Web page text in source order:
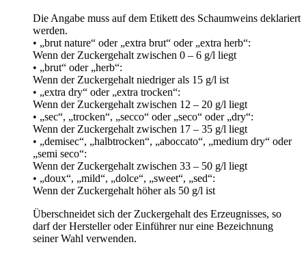
Die Angabe muss auf dem Etikett des Schaumweins deklariert
werden.
• „brut nature“ oder „extra brut“ oder „extra herb“:
Wenn der Zuckergehalt zwischen 0 – 6 g/l liegt
• „brut“ oder „herb“:
Wenn der Zuckergehalt niedriger als 15 g/l ist
• „extra dry“ oder „extra trocken“:
Wenn der Zuckergehalt zwischen 12 – 20 g/l liegt
• „sec“, „trocken“, „secco“ oder „seco“ oder „dry“:
Wenn der Zuckergehalt zwischen 17 – 35 g/l liegt
• „demisec“, „halbtrocken“, „aboccato“, „medium dry“ oder
„semi seco“:
Wenn der Zuckergehalt zwischen 33 – 50 g/l liegt
• „doux“, „mild“, „dolce“, „sweet“, „sed“:
Wenn der Zuckergehalt höher als 50 g/l ist
Überschneidet sich der Zuckergehalt des Erzeugnisses, so
darf der Hersteller oder Einführer nur eine Bezeichnung
seiner Wahl verwenden.